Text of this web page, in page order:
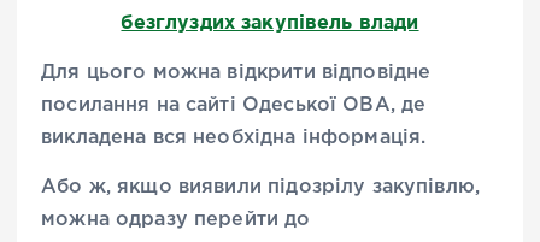
безглуздих закупівель влади
Для цього можна відкрити відповідне
посилання на сайті Одеської ОВА, де
викладена вся необхідна інформація.
Або ж, якщо виявили підозрілу закупівлю,
можна одразу перейти до